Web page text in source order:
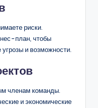
риски.
план, чтобы
и возможности.
членам команды.
и экономические